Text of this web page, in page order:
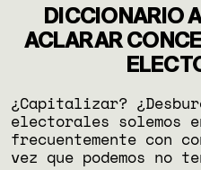
DICCIONARIO
ACLARAR
¿Capitalizar?
electorales solemos
frecuentemente con
vez que podemos no